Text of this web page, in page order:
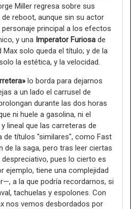
Miller regresa sobre sus
reboot, aunque sin su actor
principal a los efectos
y una Imperator Furiosa de
Max solo queda el título; y de la
la estética, y la velocidad.
lo borda para dejarnos
a un lado el carrusel de
durante las dos horas
ni huele a gasolina, ni el
lineal que las carreteras de
de títulos "similares", como Fast
la saga, pero tras leer ciertas
pues lo cierto es
ejemplo, tiene una complejidad
a la que podría recordarnos, si
tachuelas y espolones. Con
nos vemos desbordados por